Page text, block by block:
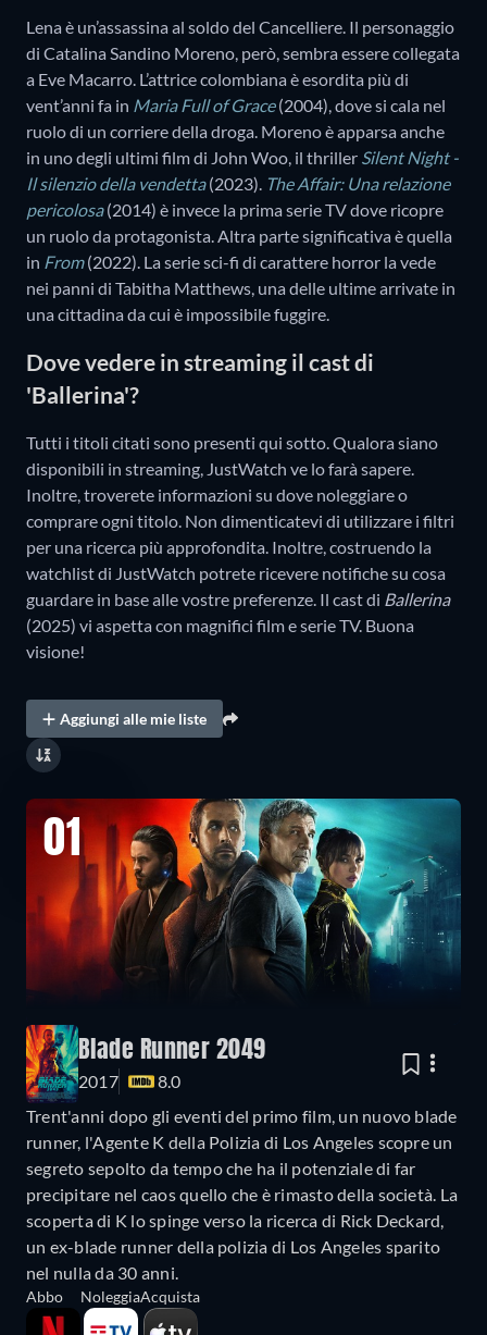
Lena è un’assassina al soldo del Cancelliere. Il personaggio
di Catalina Sandino Moreno, però, sembra essere collegata
a Eve Macarro. L’attrice colombiana è esordita più di
vent’anni fa in Maria Full of Grace(2004), dove si cala nel
ruolo di un corriere della droga. Moreno è apparsa anche
in uno degli ultimi film di John Woo, il thriller Silent Night -
Il silenzio della vendetta(2023). The Affair: Una relazione
pericolosa(2014) è invece la prima serie TV dove ricopre
un ruolo da protagonista. Altra parte significativa è quella
in From(2022). La serie sci-fi di carattere horror la vede
nei panni di Tabitha Matthews, una delle ultime arrivate in
una cittadina da cui è impossibile fuggire.
Dove vedere in streaming il cast di
'Ballerina'?
Tutti i titoli citati sono presenti qui sotto. Qualora siano
disponibili in streaming, JustWatch ve lo farà sapere.
Inoltre, troverete informazioni su dove noleggiare o
comprare ogni titolo. Non dimenticatevi di utilizzare i filtri
per una ricerca più approfondita. Inoltre, costruendo la
watchlist di JustWatch potrete ricevere notifiche su cosa
guardare in base alle vostre preferenze. Il cast di Ballerina
(2025) vi aspetta con magnifici film e serie TV. Buona
visione!
Aggiungi alle mie liste
01
Blade Runner 2049
2017
8.0
Trent'anni dopo gli eventi del primo film, un nuovo blade
runner, l'Agente K della Polizia di Los Angeles scopre un
segreto sepolto da tempo che ha il potenziale di far
precipitare nel caos quello che è rimasto della società. La
scoperta di K lo spinge verso la ricerca di Rick Deckard,
un ex-blade runner della polizia di Los Angeles sparito
nel nulla da 30 anni.
Abbo NoleggiaAcquista